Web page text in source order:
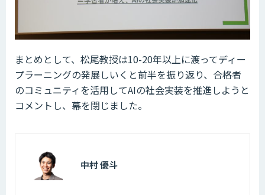
まとめとして、松尾教授は10-20年以上に渡ってディー
プラーニングの発展しいくと前半を振り返り、合格者
のコミュニティを活用してAIの社会実装を推進しようと
コメントし、幕を閉じました。
中村 優斗